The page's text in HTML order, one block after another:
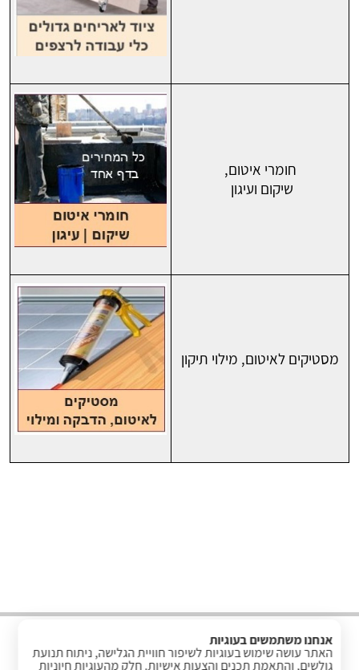
חומרי איטום,
שיקום ועיגון
מסטיקים לאיטום, מילוי תיקון
אנחנו משתמשים בעוגיות
האתר עושה שימוש בעוגיות לשיפור חוויית הגלישה, ניתוח תנועת
גולשים, והתאמת תכנים והצעות אישיות. חלק מהעוגיות חיוניות